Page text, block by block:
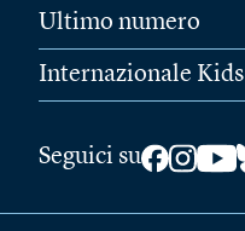
Ultimo numero
Internazionale Kids
Seguici su